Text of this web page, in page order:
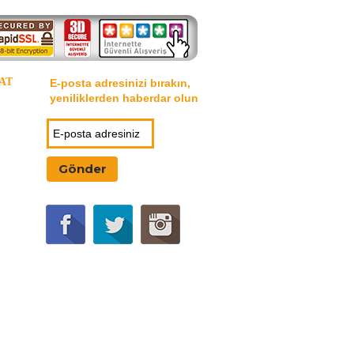
E-posta adresinizi bırakın,
yeniliklerden haberdar olun